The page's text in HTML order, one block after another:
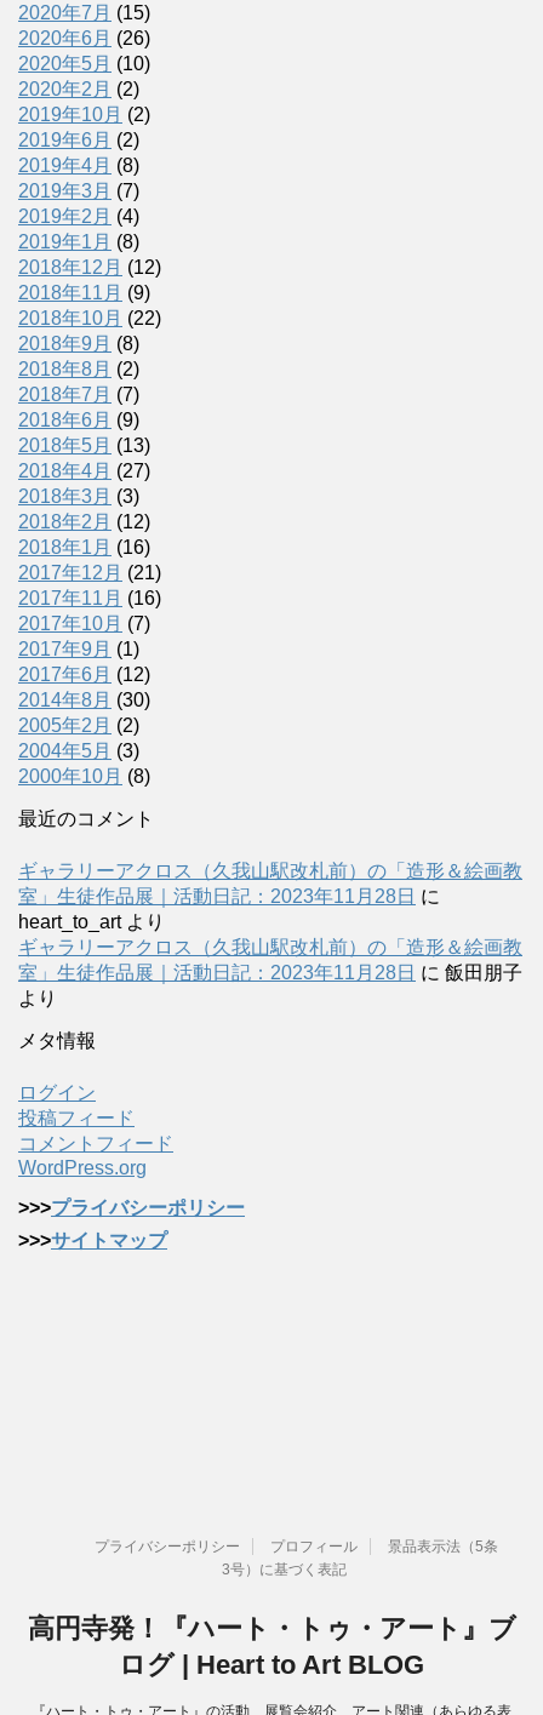
2020年7月 (15)
2020年6月 (26)
2020年5月 (10)
2020年2月 (2)
2019年10月 (2)
2019年6月 (2)
2019年4月 (8)
2019年3月 (7)
2019年2月 (4)
2019年1月 (8)
2018年12月 (12)
2018年11月 (9)
2018年10月 (22)
2018年9月 (8)
2018年8月 (2)
2018年7月 (7)
2018年6月 (9)
2018年5月 (13)
2018年4月 (27)
2018年3月 (3)
2018年2月 (12)
2018年1月 (16)
2017年12月 (21)
2017年11月 (16)
2017年10月 (7)
2017年9月 (1)
2017年6月 (12)
2014年8月 (30)
2005年2月 (2)
2004年5月 (3)
2000年10月 (8)
最近のコメント
ギャラリーアクロス（久我山駅改札前）の「造形＆絵画教
室」生徒作品展｜活動日記：2023年11月28日 に
heart_to_artより
ギャラリーアクロス（久我山駅改札前）の「造形＆絵画教
室」生徒作品展｜活動日記：2023年11月28日 に 飯田朋子
より
メタ情報
ログイン
投稿フィード
コメントフィード
WordPress.org
>>>プライバシーポリシー
>>>サイトマップ
プライバシーポリシー プロフィール
景品表示法（5条
3号）に基づく表記
高円寺発！『ハート・トゥ・アート』ブ
ログ | Heart to Art BLOG
『ハート・トゥ・アート』の活動、展覧会紹介、アート関連（あらゆる表